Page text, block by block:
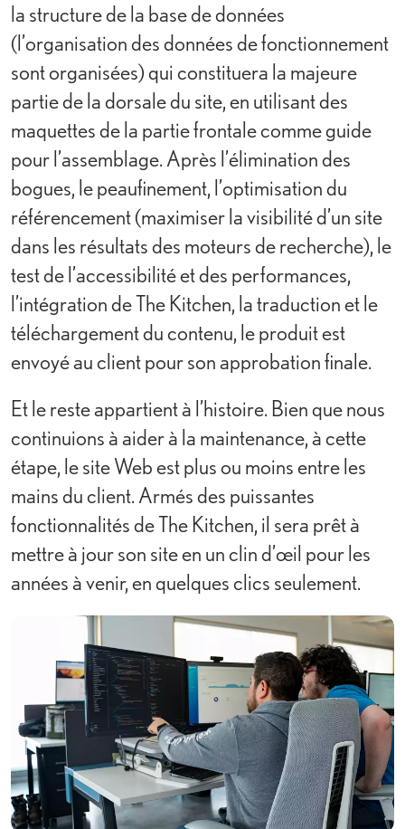
la structure de la base de données
(l’organisation des données de fonctionnement
sont organisées) qui constituera la majeure
partie de la dorsale du site, en utilisant des
maquettes de la partie frontale comme guide
pour l’assemblage. Après l’élimination des
bogues, le peaufinement, l’optimisation du
référencement (maximiser la visibilité d’un site
dans les résultats des moteurs de recherche), le
test de l’accessibilité et des performances,
l’intégration de The Kitchen, la traduction et le
téléchargement du contenu, le produit est
envoyé au client pour son approbation finale.
Et le reste appartient à l’histoire. Bien que nous
continuions à aider à la maintenance, à cette
étape, le site Web est plus ou moins entre les
mains du client. Armés des puissantes
fonctionnalités de The Kitchen, il sera prêt à
mettre à jour son site en un clin d’œil pour les
années à venir, en quelques clics seulement.